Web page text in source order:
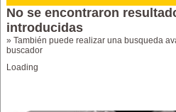
No se encontraron
introducidas
» También puede realizar una busqueda
buscador
Loading